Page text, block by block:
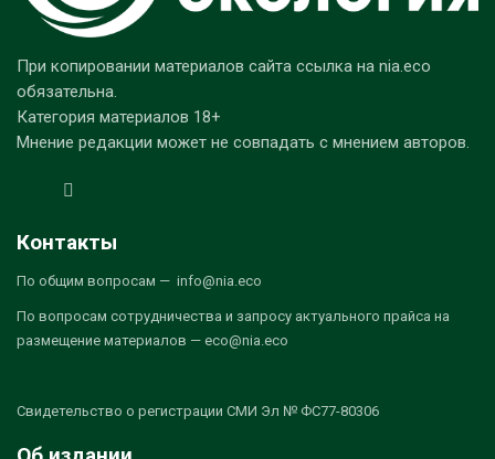
При копировании материалов сайта ссылка на nia.eco
обязательна.
Категория материалов 18+
Мнение редакции может не совпадать с мнением авторов.
Контакты
По общим вопросам — info@nia.eco
По вопросам сотрудничества и запросу актуального прайса на
размещение материалов — eco@nia.eco
Свидетельство о регистрации СМИ Эл № ФС77-80306